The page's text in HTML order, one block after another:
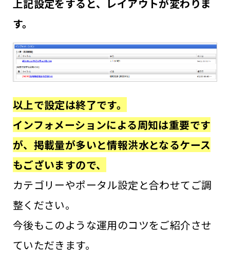
上記設定をすると、レイアウトが変わりま
す。
以上で設定は終了です。
インフォメーションによる周知は重要です
が、掲載量が多いと情報洪水となるケース
もございますので、
カテゴリーやポータル設定と合わせてご調
整ください。
今後もこのような運用のコツをご紹介させ
ていただきます。